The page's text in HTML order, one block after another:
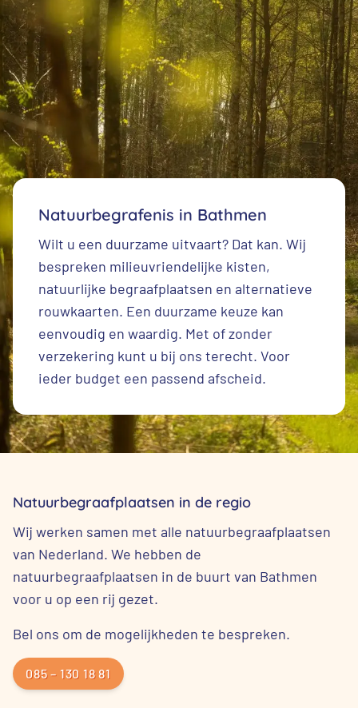
Natuurbegrafenis in Bathmen
Wilt u een duurzame uitvaart? Dat kan. Wij
bespreken milieuvriendelijke kisten,
natuurlijke begraafplaatsen en alternatieve
rouwkaarten. Een duurzame keuze kan
eenvoudig en waardig. Met of zonder
verzekering kunt u bij ons terecht. Voor
ieder budget een passend afscheid.
Natuurbegraafplaatsen in de regio
Wij werken samen met alle natuurbegraafplaatsen
van Nederland. We hebben de
natuurbegraafplaatsen in de buurt van Bathmen
voor u op een rij gezet.
Bel ons om de mogelijkheden te bespreken.
085 – 130 18 81